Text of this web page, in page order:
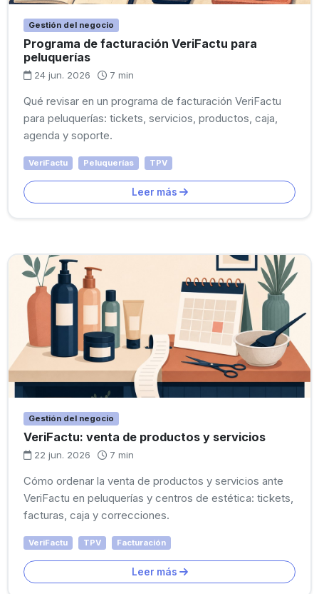
Gestión del negocio
Programa de facturación VeriFactu para
peluquerías
24 jun. 2026 7 min
Qué revisar en un programa de facturación VeriFactu
para peluquerías: tickets, servicios, productos, caja,
agenda y soporte.
VeriFactu Peluquerías TPV
Leer más
Gestión del negocio
VeriFactu: venta de productos y servicios
22 jun. 2026 7 min
Cómo ordenar la venta de productos y servicios ante
VeriFactu en peluquerías y centros de estética: tickets,
facturas, caja y correcciones.
VeriFactu TPV Facturación
Leer más